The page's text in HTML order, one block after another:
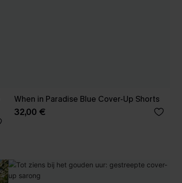
When in Paradise Blue Cover-Up Shorts
32,00 €